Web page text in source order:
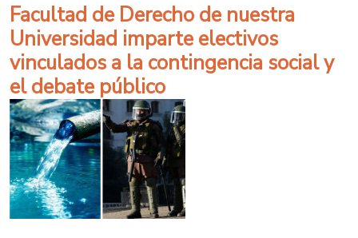
Facultad de Derecho de nuestra
Universidad imparte electivos
vinculados a la contingencia social y
el debate público